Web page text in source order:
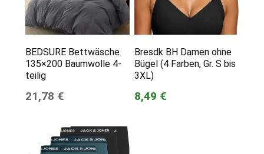
BEDSURE Bettwäsche
135×200 Baumwolle 4-
teilig
21,78 €
Bresdk BH Damen ohne
Bügel (4 Farben, Gr. S bis
3XL)
8,49 €